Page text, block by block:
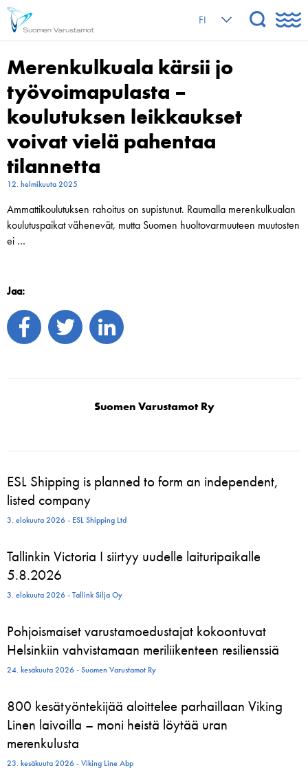
FI
Merenkulkuala kärsii jo
työvoimapulasta –
koulutuksen leikkaukset
voivat vielä pahentaa
tilannetta
12. helmikuuta 2025
Ammatti­koulutuksen rahoitus on supistunut. Raumalla merenkulkualan
koulutus­­paikat vähenevät, mutta Suomen huoltovarmuuteen muutosten
ei …
Jaa:
Suomen Varustamot Ry
ESL Shipping is planned to form an independent,
listed company
3. elokuuta 2026 - ESL Shipping Ltd
Tallinkin Victoria I siirtyy uudelle laituripaikalle
5.8.2026
3. elokuuta 2026 - Tallink Silja Oy
Pohjoismaiset varustamoedustajat kokoontuvat
Helsinkiin vahvistamaan meriliikenteen resilienssiä
24. kesäkuuta 2026 - Suomen Varustamot Ry
800 kesätyöntekijää aloittelee parhaillaan Viking
Linen laivoilla – moni heistä löytää uran
merenkulusta
23. kesäkuuta 2026 - Viking Line Abp